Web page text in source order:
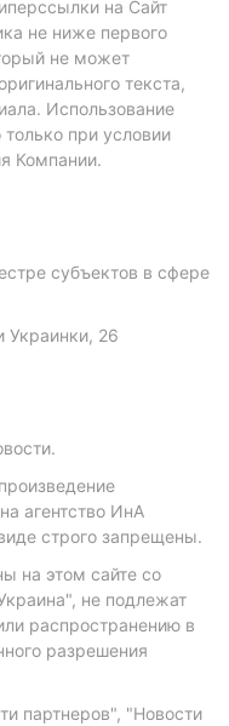
на Сайт
не ниже первого
не может
текста,
Использование
при условии
Компании.
субъектов в сфере
Украинки, 26
агентство ИнА
строго запрещены.
на этом сайте со
не подлежат
распространению в
разрешения
партнеров", "Новости